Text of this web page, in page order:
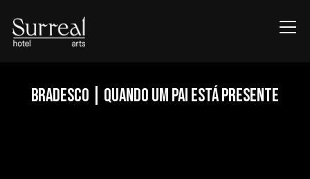
Info
BRADESCO | QUANDO UM PAI ESTÁ PRESENTE